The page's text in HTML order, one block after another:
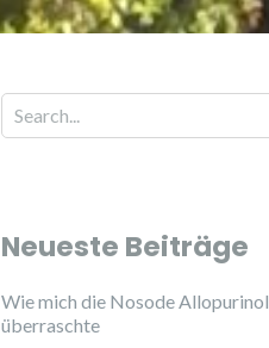
Neueste Beiträge
Wie mich die Nosode Allopurinol
überraschte